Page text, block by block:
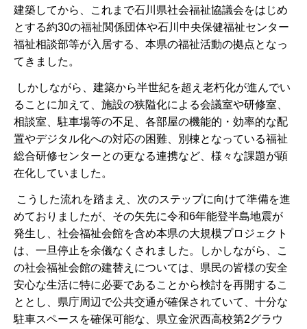
建築してから、これまで石川県社会福祉協議会をはじめ
とする約30の福祉関係団体や石川中央保健福祉センター
福祉相談部等が入居する、本県の福祉活動の拠点となっ
てきました。
しかしながら、建築から半世紀を超え老朽化が進んでい
ることに加えて、施設の狭隘化による会議室や研修室、
相談室、駐車場等の不足、各部屋の機能的・効率的な配
置やデジタル化への対応の困難、別棟となっている福祉
総合研修センターとの更なる連携など、様々な課題が顕
在化していました。
こうした流れを踏まえ、次のステップに向けて準備を進
めておりましたが、その矢先に令和6年能登半島地震が
発生し、社会福祉会館を含め本県の大規模プロジェクト
は、一旦停止を余儀なくされました。しかしながら、こ
の社会福祉会館の建替えについては、県民の皆様の安全
安心な生活に特に必要であることから検討を再開するこ
ととし、県庁周辺で公共交通が確保されていて、十分な
駐車スペースを確保可能な、県立金沢西高校第2グラウ